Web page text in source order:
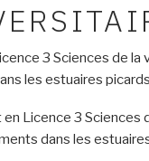
3 Sciences de la
les estuaires
Licence 3 Sciences
dans les